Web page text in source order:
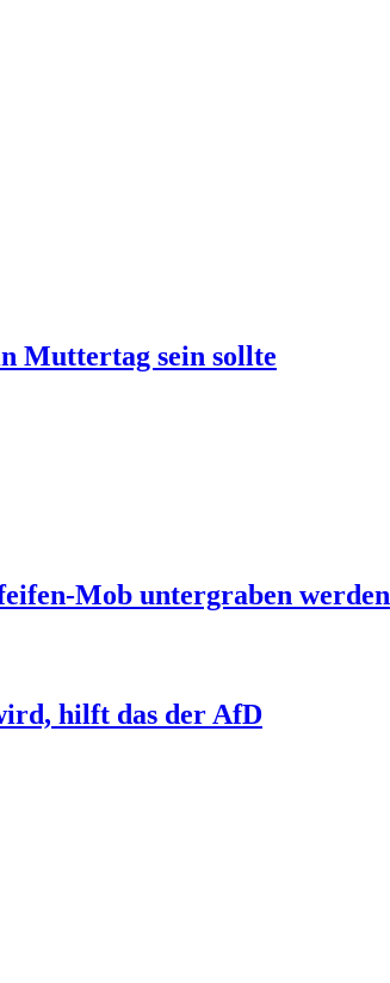
Muttertag sein sollte
Mob untergraben werden
hilft das der AfD